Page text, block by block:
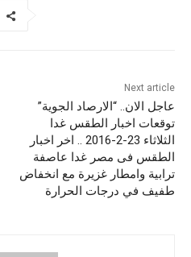
Next article
عاجل الان.. “الارصاد الجوية”
توقعات اخبار الطقس غدا
الثلاثاء 23-2-2016 .. اخر اخبار
الطقس فى مصر غدا عاصفة
ترابية وامطار غزيرة مع انخفاض
طفيف في درجات الحرارة